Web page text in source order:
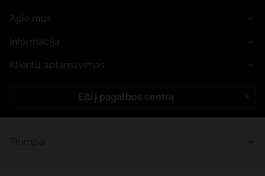
Apie mus
Informacija
Klientų aptarnavimas
Eiti į pagalbos centrą